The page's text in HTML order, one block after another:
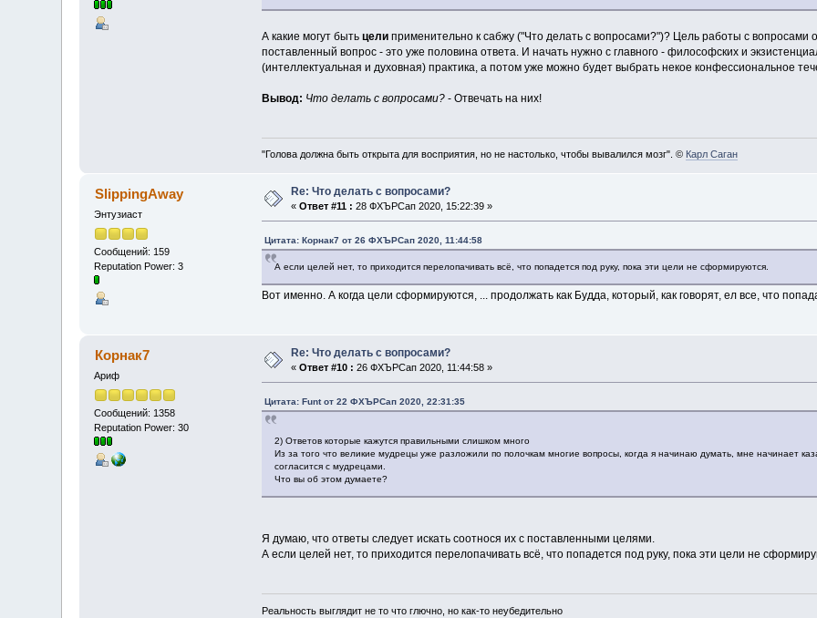
А какие могут быть целиприменительно к сабжу ("Что делать с вопросами?")? Цель работы с вопросами
поставленный вопрос - это уже половина ответа. И начать нужно с главного - философских и
(интеллектуальная и духовная) практика, а потом уже можно будет выбрать некое конфессиональное
Вывод: Что делать с вопросами?- Отвечать на них!
"Голова должна быть открыта для восприятия, но не настолько, чтобы вывалился мозг". © Карл Саган
SlippingAway
Энтузиаст
Сообщений: 159
Reputation Power: 3
Re: Что делать с вопросами?
«Ответ #11 : 28 ФХЪРСап 2020, 15:22:39 »
Цитата: Корнак7 от 26 ФХЪРСап 2020, 11:44:58
А если целей нет, то приходится перелопачивать всё, что попадется под руку, пока эти цели не сформируются.
Вот именно. А когда цели сформируются, ... продолжать как Будда, который, как говорят, ел все, что
Корнак7
Ариф
Сообщений: 1358
Reputation Power: 30
Re: Что делать с вопросами?
«Ответ #10 : 26 ФХЪРСап 2020, 11:44:58 »
Цитата: Funt от 22 ФХЪРСап 2020, 22:31:35
2) Ответов которые кажутся правильными слишком много
Из за того что великие мудрецы уже разложили по полочкам многие вопросы, когда я начинаю думать, мне начинает
согласится с мудрецами.
Что вы об этом думаете?
Я думаю, что ответы следует искать соотнося их с поставленными целями.
А если целей нет, то приходится перелопачивать всё, что попадется под руку, пока эти цели не
Реальность выглядит не то что глючно, но как-то неубедительно